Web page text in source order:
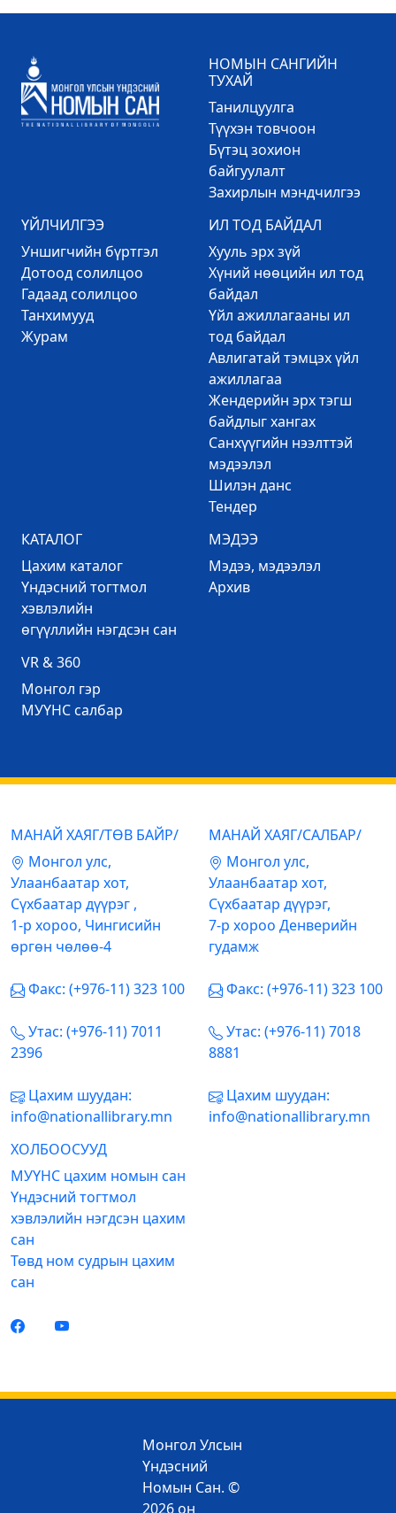
НОМЫН САНГИЙН
ТУХАЙ
Танилцуулга
Түүхэн товчоон
Бүтэц зохион
байгуулалт
Захирлын мэндчилгээ
ҮЙЛЧИЛГЭЭ
Уншигчийн бүртгэл
Дотоод солилцоо
Гадаад солилцоо
Танхимууд
Журам
ИЛ ТОД БАЙДАЛ
Хууль эрх зүй
Хүний нөөцийн ил тод
байдал
Үйл ажиллагааны ил
тод байдал
Авлигатай тэмцэх үйл
ажиллагаа
Жендерийн эрх тэгш
байдлыг хангах
Санхүүгийн нээлттэй
мэдээлэл
Шилэн данс
Тендер
КАТАЛОГ
Цахим каталог
Үндэсний тогтмол
хэвлэлийн
өгүүллийн нэгдсэн сан
МЭДЭЭ
Mэдээ, мэдээлэл
Архив
VR & 360
Mонгол гэр
МУҮНС салбар
МАНАЙ ХАЯГ/ТӨВ БАЙР/
Mонгол улс,
Улаанбаатар хот,
Сүхбаатар дүүрэг ,
1-р хороо, Чингисийн
өргөн чөлөө-4
Факс: (+976-11) 323 100
Утас: (+976-11) 7011
2396
Цахим шуудан:
info@nationallibrary.mn
МАНАЙ ХАЯГ/САЛБАР/
Mонгол улс,
Улаанбаатар хот,
Сүхбаатар дүүрэг,
7-р хороо Денверийн
гудамж
Факс: (+976-11) 323 100
Утас: (+976-11) 7018
8881
Цахим шуудан:
info@nationallibrary.mn
ХОЛБООСУУД
МУҮНС цахим номын сан
Үндэсний тогтмол
хэвлэлийн нэгдсэн цахим
сан
Төвд ном судрын цахим
сан
Монгол Улсын
Үндэсний
Номын Сан. ©
2026 он